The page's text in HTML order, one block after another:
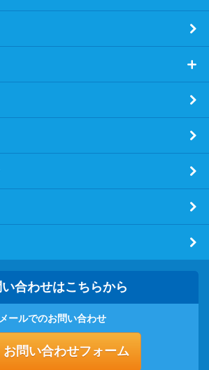
合わせはこちらから
メールでのお問い合わせ
お問い合わせフォーム